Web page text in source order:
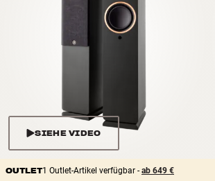
MARKEN
NEUHEITEN
Store Finden
Kundendienst
Bauen mit Klang
SIEHE VIDEO
OUTLET1 Outlet-Artikel verfügbar - ab 649 €